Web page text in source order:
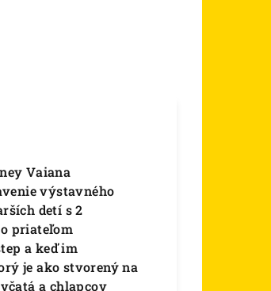
Vaiana
výstavného
detí s 2
priateľom
a keď im
je ako stvorený na
a chlapcov